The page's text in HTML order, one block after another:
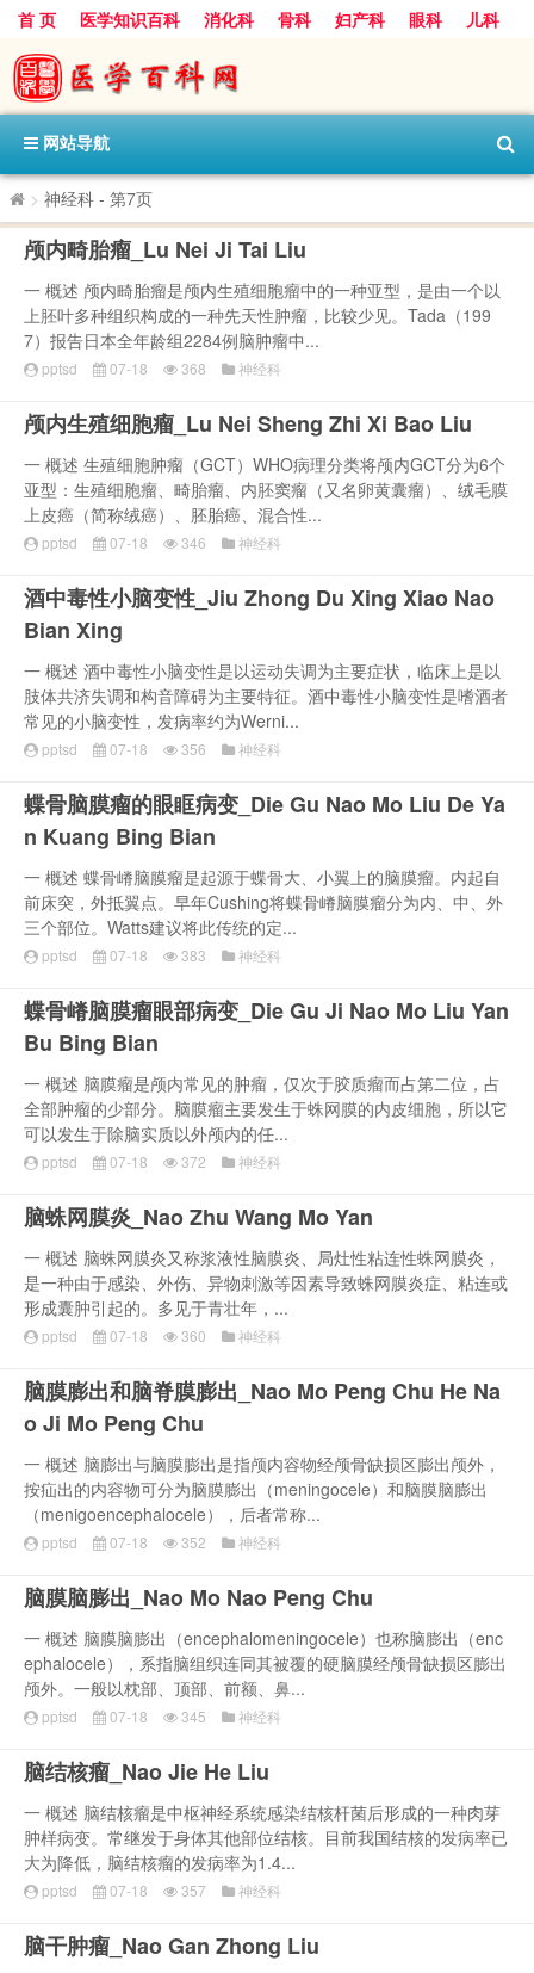
首 页 医学知识百科 消化科 骨科 妇产科 眼科
儿科
心血管病科
呼吸科 神经科
内分泌科
口腔科
网站导航
> 神经科 - 第7页
颅内畸胎瘤_Lu Nei Ji Tai Liu
一 概述 颅内畸胎瘤是颅内生殖细胞瘤中的一种亚型，是由一个以
上胚叶多种组织构成的一种先天性肿瘤，比较少见。Tada（199
7）报告日本全年龄组2284例脑肿瘤中...
pptsd 07-18 368 神经科
颅内生殖细胞瘤_Lu Nei Sheng Zhi Xi Bao Liu
一 概述 生殖细胞肿瘤（GCT）WHO病理分类将颅内GCT分为6个
亚型：生殖细胞瘤、畸胎瘤、内胚窦瘤（又名卵黄囊瘤）、绒毛膜
上皮癌（简称绒癌）、胚胎癌、混合性...
pptsd 07-18 346 神经科
酒中毒性小脑变性_Jiu Zhong Du Xing Xiao Nao
Bian Xing
一 概述 酒中毒性小脑变性是以运动失调为主要症状，临床上是以
肢体共济失调和构音障碍为主要特征。酒中毒性小脑变性是嗜酒者
常见的小脑变性，发病率约为Werni...
pptsd 07-18 356 神经科
蝶骨脑膜瘤的眼眶病变_Die Gu Nao Mo Liu De Ya
n Kuang Bing Bian
一 概述 蝶骨嵴脑膜瘤是起源于蝶骨大、小翼上的脑膜瘤。内起自
前床突，外抵翼点。早年Cushing将蝶骨嵴脑膜瘤分为内、中、外
三个部位。Watts建议将此传统的定...
pptsd 07-18 383 神经科
蝶骨嵴脑膜瘤眼部病变_Die Gu Ji Nao Mo Liu Yan
Bu Bing Bian
一 概述 脑膜瘤是颅内常见的肿瘤，仅次于胶质瘤而占第二位，占
全部肿瘤的少部分。脑膜瘤主要发生于蛛网膜的内皮细胞，所以它
可以发生于除脑实质以外颅内的任...
pptsd 07-18 372 神经科
脑蛛网膜炎_Nao Zhu Wang Mo Yan
一 概述 脑蛛网膜炎又称浆液性脑膜炎、局灶性粘连性蛛网膜炎，
是一种由于感染、外伤、异物刺激等因素导致蛛网膜炎症、粘连或
形成囊肿引起的。多见于青壮年，...
pptsd 07-18 360 神经科
脑膜膨出和脑脊膜膨出_Nao Mo Peng Chu He Na
o Ji Mo Peng Chu
一 概述 脑膨出与脑膜膨出是指颅内容物经颅骨缺损区膨出颅外，
按疝出的内容物可分为脑膜膨出（meningocele）和脑膜脑膨出
（menigoencephalocele），后者常称...
pptsd 07-18 352 神经科
脑膜脑膨出_Nao Mo Nao Peng Chu
一 概述 脑膜脑膨出（encephalomeningocele）也称脑膨出（enc
ephalocele），系指脑组织连同其被覆的硬脑膜经颅骨缺损区膨出
颅外。一般以枕部、顶部、前额、鼻...
pptsd 07-18 345 神经科
脑结核瘤_Nao Jie He Liu
一 概述 脑结核瘤是中枢神经系统感染结核杆菌后形成的一种肉芽
肿样病变。常继发于身体其他部位结核。目前我国结核的发病率已
大为降低，脑结核瘤的发病率为1.4...
pptsd 07-18 357 神经科
脑干肿瘤_Nao Gan Zhong Liu